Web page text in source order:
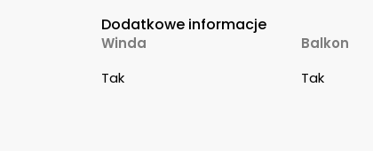
Dodatkowe informacje
Winda
Tak
Balkon
Tak